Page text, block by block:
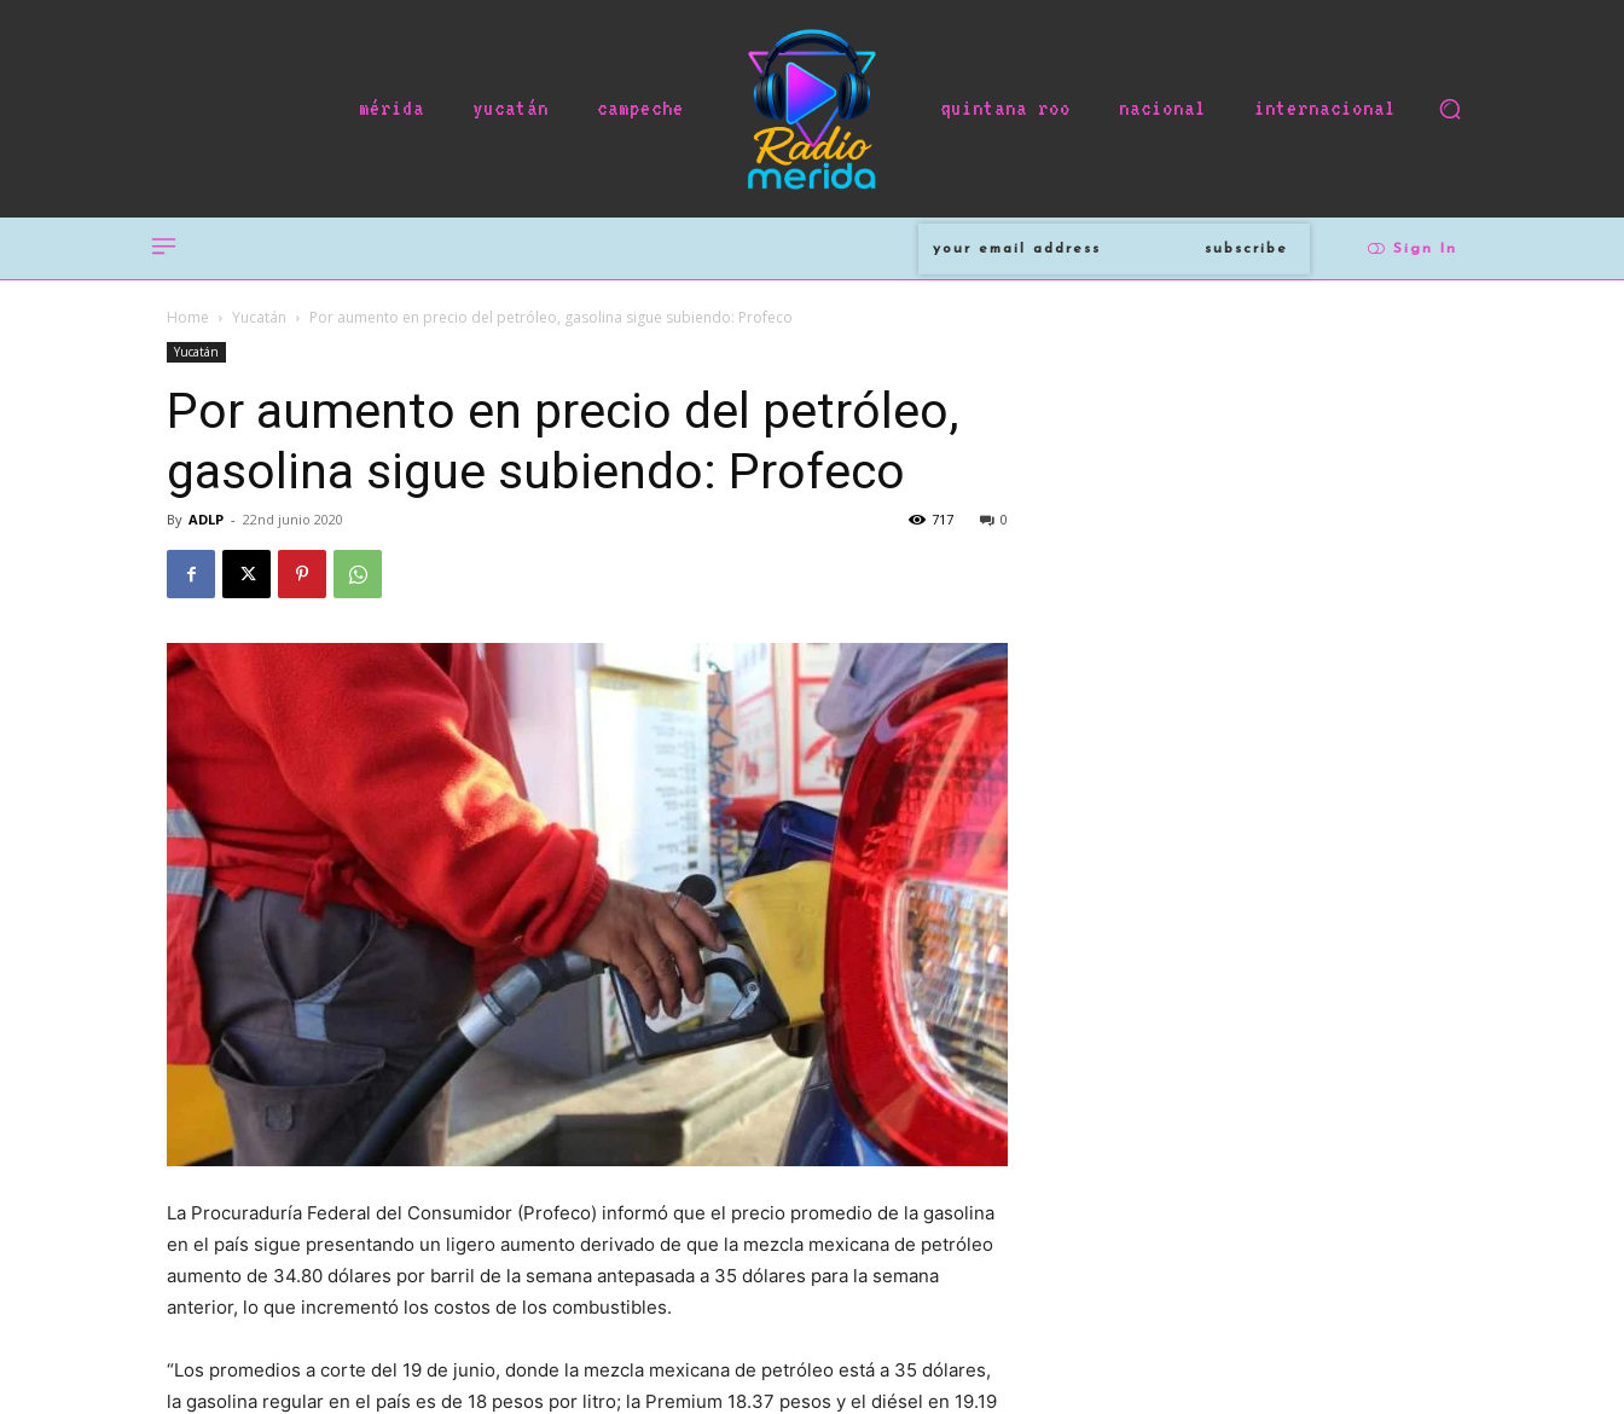
mérida yucatán campeche quintana roo nacional internacional
subscribe Sign In
Home Yucatán Por aumento en precio del petróleo, gasolina sigue subiendo: Profeco
Yucatán
Por aumento en precio del petróleo,
gasolina sigue subiendo: Profeco
By ADLP - 22nd junio 2020 0
717
La Procuraduría Federal del Consumidor (Profeco) informó que el precio promedio de la gasolina
en el país sigue presentando un ligero aumento derivado de que la mezcla mexicana de petróleo
aumento de 34.80 dólares por barril de la semana antepasada a 35 dólares para la semana
anterior, lo que incrementó los costos de los combustibles.
“Los promedios a corte del 19 de junio, donde la mezcla mexicana de petróleo está a 35 dólares,
la gasolina regular en el país es de 18 pesos por litro; la Premium 18.37 pesos y el diésel en 19.19